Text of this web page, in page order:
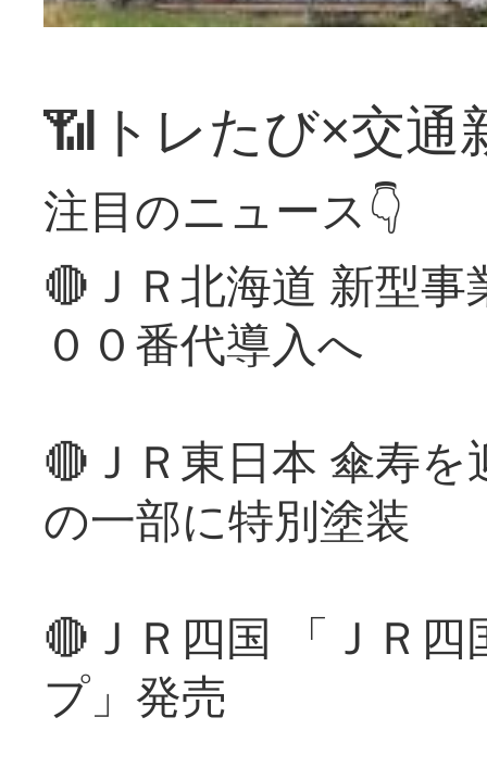
📶トレたび×交通
注目のニュース👇
🔴ＪＲ北海道 新型
００番代導入へ
🔴ＪＲ東日本 傘寿
の一部に特別塗装
🔴ＪＲ四国 「ＪＲ
プ」発売